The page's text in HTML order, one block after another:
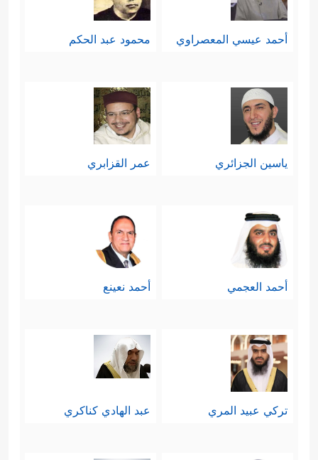
أحمد عيسي المعصراوي محمود عبد الحكم
ياسين الجزائري عمر القزابري
أحمد العجمي أحمد نعينع
تركي عبيد المري عبد الهادي كناكري